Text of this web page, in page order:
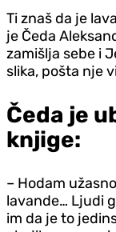
Ti znaš da je
je Čeda
zamišlja sebe i
slika, pošta nje
Čeda je
knjige:
– Hodam
lavande… Ljudi
im da je to